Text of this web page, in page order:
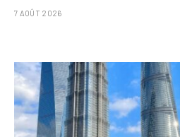
7 AOÛT 2026